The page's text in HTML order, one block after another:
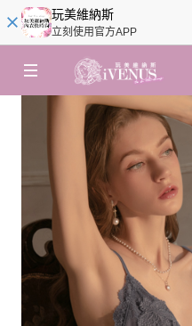
玩美維納斯
立刻使用官方APP